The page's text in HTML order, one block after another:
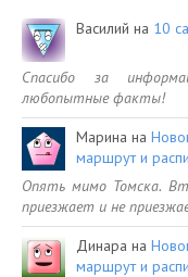
Василий на 10
Спасибо за
любопытные факты!
Марина на
маршрут и
Опять мимо Томска.
приезжает и не
Динара на
маршрут и